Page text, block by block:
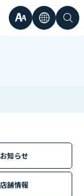
文
イ
ズ
言検
お知らせ
店舗情報